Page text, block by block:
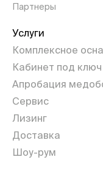
Партнеры
Услуги
Комплексное
Кабинет под ключ
Апробация
Сервис
Лизинг
Доставка
Шоу-рум